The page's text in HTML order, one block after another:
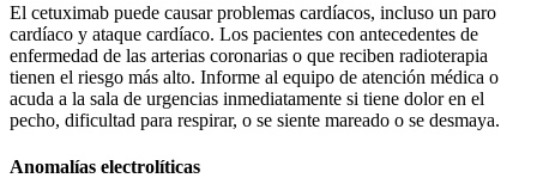
El cetuximab puede causar problemas cardíacos, incluso un paro
cardíaco y ataque cardíaco. Los pacientes con antecedentes de
enfermedad de las arterias coronarias o que reciben radioterapia
tienen el riesgo más alto. Informe al equipo de atención médica o
acuda a la sala de urgencias inmediatamente si tiene dolor en el
pecho, dificultad para respirar, o se siente mareado o se desmaya.
Anomalías electrolíticas